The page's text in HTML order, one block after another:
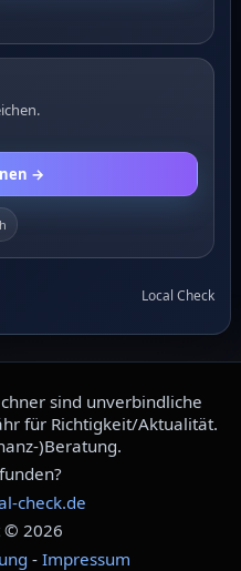
→
Local Check
sind unverbindliche
für Richtigkeit/Aktualität.
)Beratung.
check.de
© 2026
-Impressum